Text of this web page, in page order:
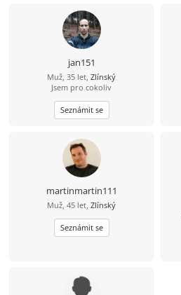
jan151
Muž, 35 let, Zlínský
Jsem pro cokoliv
Seznámit se
martinmartin111
Muž, 45 let, Zlínský
Seznámit se